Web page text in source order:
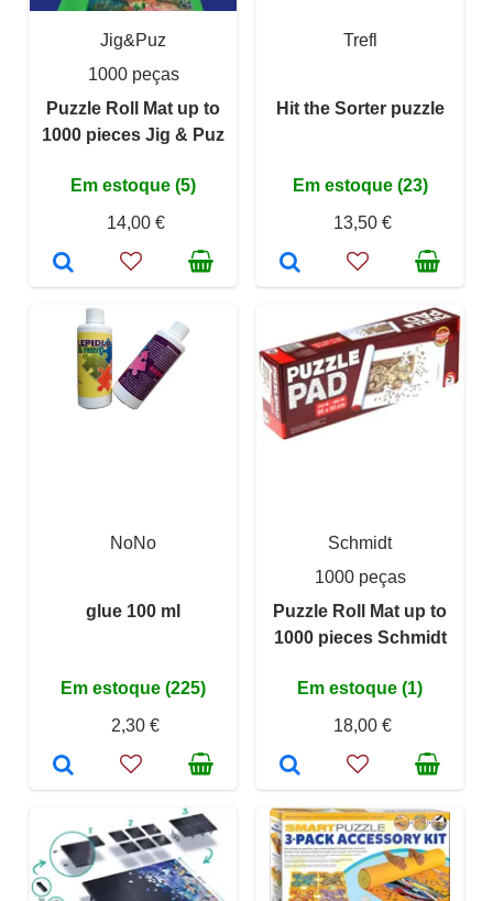
Jig&Puz
1000 peças
Puzzle Roll Mat up to
1000 pieces Jig & Puz
Em estoque (5)
14,00 €
Trefl
Hit the Sorter puzzle
Em estoque (23)
13,50 €
NoNo
glue 100 ml
Em estoque (225)
2,30 €
Schmidt
1000 peças
Puzzle Roll Mat up to
1000 pieces Schmidt
Em estoque (1)
18,00 €